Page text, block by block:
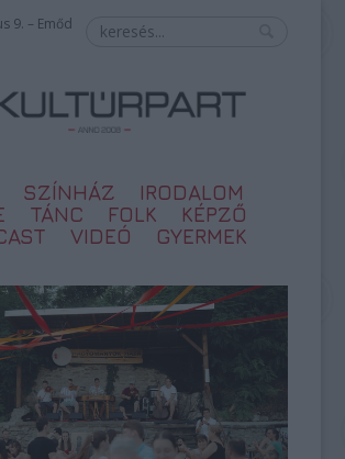
9. – Emőd
SZÍNHÁZ
IRODALOM
TÁNC FOLK
KÉPZŐ
VIDEÓ GYERMEK